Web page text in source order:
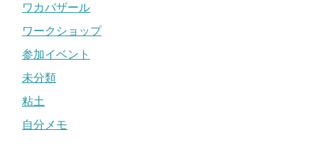
ワカバザール
ワークショップ
参加イベント
未分類
粘土
自分メモ